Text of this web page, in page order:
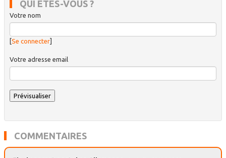
QUI ÊTES-VOUS ?
Votre nom
Se connecter]
Votre adresse email
COMMENTAIRES